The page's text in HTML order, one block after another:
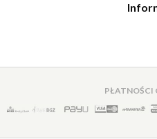
PŁATNOŚCI